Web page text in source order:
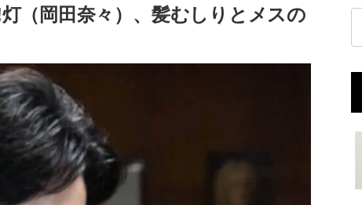
（岡田奈々）、髪むしりとメスの